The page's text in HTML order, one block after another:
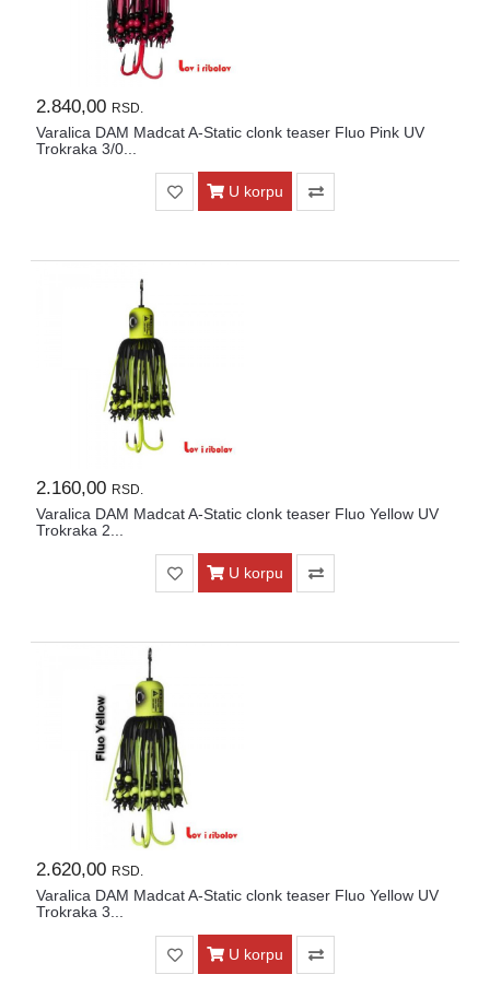
2.840,00 RSD.
Varalica DAM Madcat A-Static clonk teaser Fluo Pink UV
Trokraka 3/0...
U korpu
2.160,00 RSD.
Varalica DAM Madcat A-Static clonk teaser Fluo Yellow UV
Trokraka 2...
U korpu
2.620,00 RSD.
Varalica DAM Madcat A-Static clonk teaser Fluo Yellow UV
Trokraka 3...
U korpu